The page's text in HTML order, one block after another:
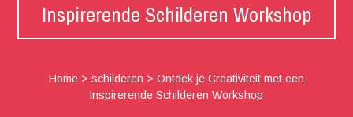
Inspirerende Schilderen Workshop
Home> schilderen > Ontdek je Creativiteit met een
Inspirerende Schilderen Workshop